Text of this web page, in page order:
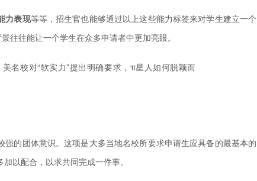
力表现等等，招生官也能够通过以上这些能力标签来对学生建立一个
往往能让一个学生在众多申请者中更加亮眼。
强的团体意识。这项是大多当地名校所要求申请生应具备的最基本的
以配合，以求共同完成一件事。